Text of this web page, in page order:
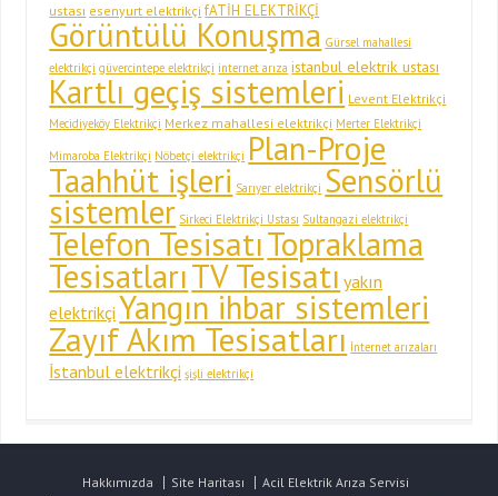
ustası esenyurt elektrikçi fATİH ELEKTRİKÇİ
Görüntülü Konuşma Gürsel mahallesi
elektrikçi güvercintepe elektrikçi internet arıza istanbul elektrik ustası
Kartlı geçiş sistemleri Levent Elektrikçi
Mecidiyeköy Elektrikçi Merkez mahallesi elektrikçi Merter Elektrikçi
Mimaroba Elektrikçi Nöbetçi elektrikçi Plan-Proje
Taahhüt işleri Sarıyer elektrikçi Sensörlü
sistemler Sirkeci Elektrikçi Ustası Sultangazi elektrikçi
Telefon TesisatıTopraklama
TesisatlarıTV Tesisatı yakın
elektrikçi Yangın ihbar sistemleri
Zayıf Akım Tesisatları İnternet arızaları
İstanbul elektrikçi şişli elektrikçi
Hakkımızda Site Haritası
Acil Elektrik Arıza Servisi